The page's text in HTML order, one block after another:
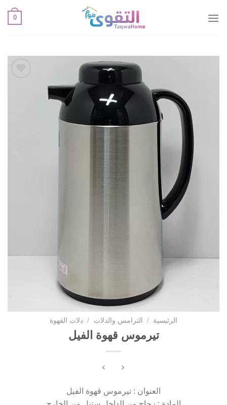
0
الرئيسية / الترامس والدلات / دلات القهوة
تيرموس قهوة الفيل
العنوان : تيرموس قهوة الفيل